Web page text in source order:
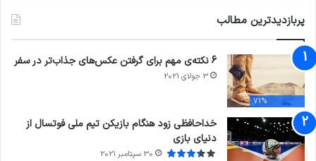
پربازدیدترین مطالب
71%
6 نکته‌ی مهم برای گرفتن عکس‌های جذاب‌تر در سفر
3 جولای 2021
خداحافظی زود هنگام بازیکن تیم ملی فوتسال از
دنیای بازی
30 سپتامبر 2021